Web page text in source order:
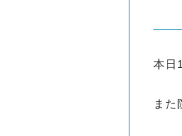
本日
また